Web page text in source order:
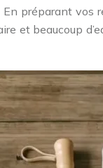
En préparant
et beaucoup